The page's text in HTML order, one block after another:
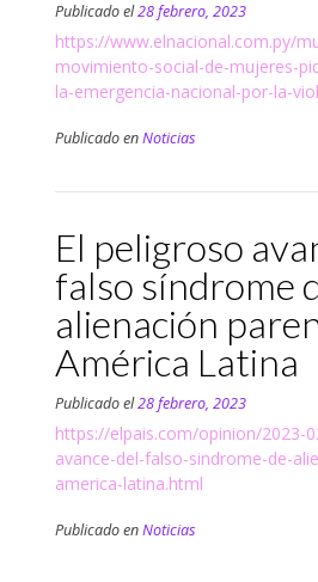
Publicado el28 febrero, 2023
https://www.elnacional.com.py/
movimiento-social-de-mujeres-
la-emergencia-nacional-por-la-
Publicado enNoticias
El peligroso
falso síndrome
alienación
América Latina
Publicado el28 febrero, 2023
https://elpais.com/opinion/2023-
avance-del-falso-sindrome-de-
america-latina.html
Publicado enNoticias